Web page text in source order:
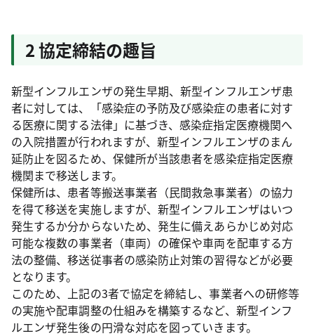
2 協定締結の趣旨
新型インフルエンザの発生早期、新型インフルエンザ患
者に対しては、「感染症の予防及び感染症の患者に対す
る医療に関する法律」に基づき、感染症指定医療機関へ
の入院措置が行われますが、新型インフルエンザのまん
延防止を図るため、保健所が当該患者を感染症指定医療
機関まで移送します。
保健所は、患者等搬送事業者（民間救急事業者）の協力
を得て移送を実施しますが、新型インフルエンザはいつ
発生するか分からないため、発生に備えあらかじめ対応
可能な複数の事業者（車両）の確保や車両を配車する方
法の整備、移送従事者の感染防止対策の習得などが必要
となります。
このため、上記の3者で協定を締結し、事業者への研修等
の実施や配車調整の仕組みを構築するなど、新型インフ
ルエンザ発生後の円滑な対応を図っていきます。